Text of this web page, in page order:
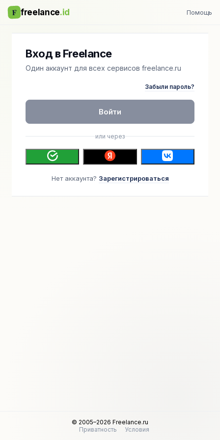
F freelance.id Помощь
Вход в Freelance
Один аккаунт для всех сервисов freelance.ru
Забыли пароль?
Войти
или через
Нет аккаунта? Зарегистрироваться
© 2005–2026 Freelance.ru
Приватность
Условия